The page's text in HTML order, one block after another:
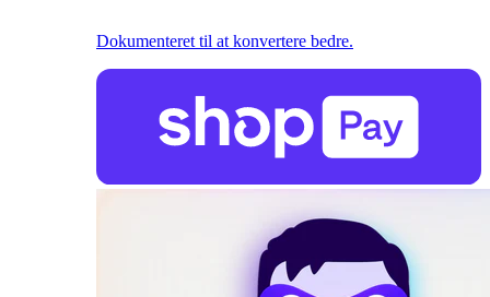
Dokumenteret til at konvertere bedre.